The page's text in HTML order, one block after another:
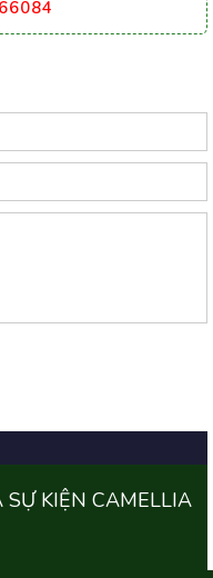
KIỆN CAMELLIA